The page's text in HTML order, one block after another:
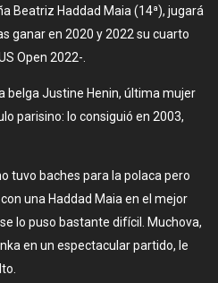
Beatriz Haddad Maia (14ª), jugará
ganar en 2020 y 2022 su cuarto
Open 2022-.
belga Justine Henin, última mujer
parisino: lo consiguió en 2003,
tuvo baches para la polaca pero
una Haddad Maia en el mejor
lo puso bastante difícil. Muchova,
en un espectacular partido, le